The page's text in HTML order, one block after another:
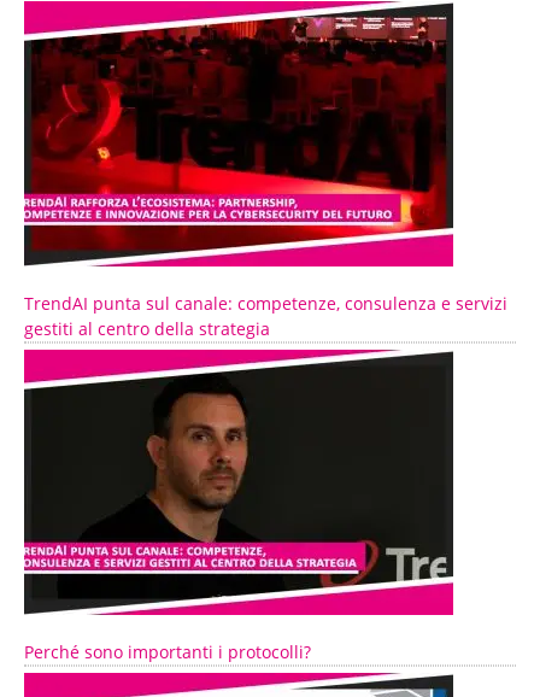
TrendAI punta sul canale: competenze, consulenza e servizi
gestiti al centro della strategia
Perché sono importanti i protocolli?